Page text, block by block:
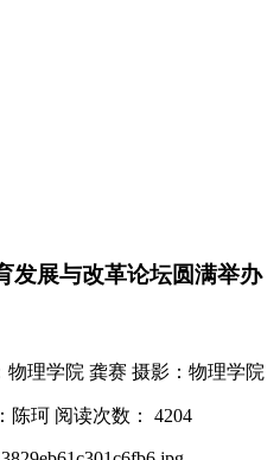
发展与改革论坛圆满举办
物理学院 龚赛 摄影：物理学院
陈珂 阅读次数： 4204